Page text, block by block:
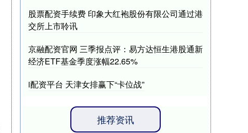
股票配资手续费 印象大红袍股份有限公司通过港
交所上市聆讯
京融配资官网 三季报点评：易方达恒生港股通新
经济ETF基金季度涨幅22.65%
i配资平台 天津女排赢下“卡位战”
推荐资讯